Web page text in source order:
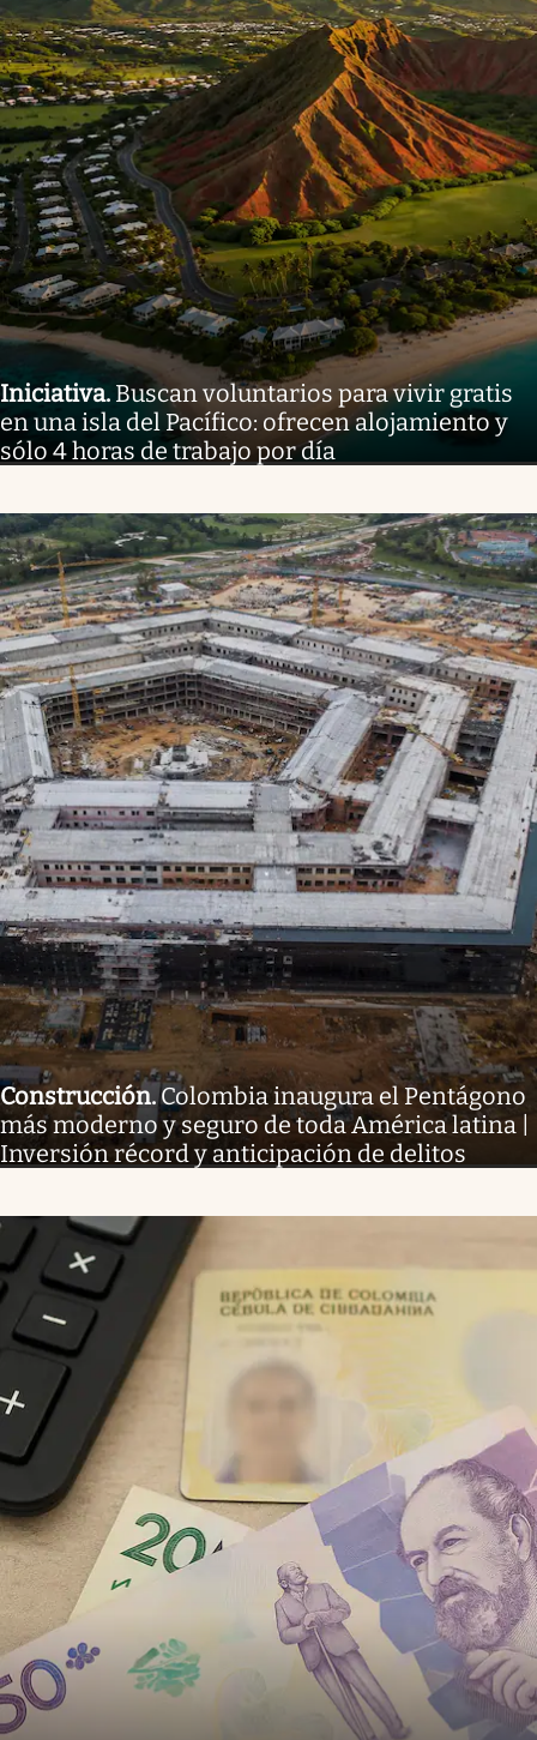
Iniciativa. Buscan voluntarios para vivir gratis
en una isla del Pacífico: ofrecen alojamiento y
sólo 4 horas de trabajo por día
Construcción.Colombia inaugura el Pentágono
más moderno y seguro de toda América latina |
Inversión récord y anticipación de delitos